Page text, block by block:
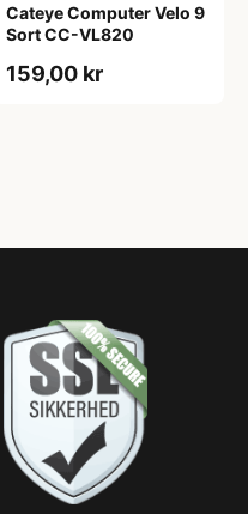
Cateye Computer Velo 9
Sort CC-VL820
159,00 kr